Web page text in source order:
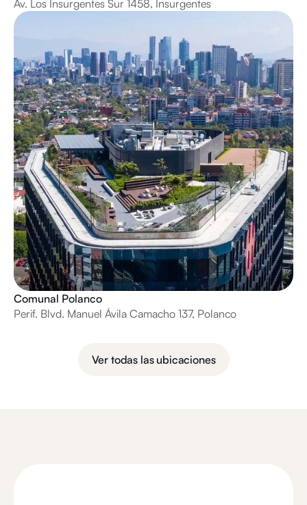
Av. Los Insurgentes Sur 1458, Insurgentes
Comunal Polanco
Perif. Blvd. Manuel Ávila Camacho 137, Polanco
Ver todas las ubicaciones